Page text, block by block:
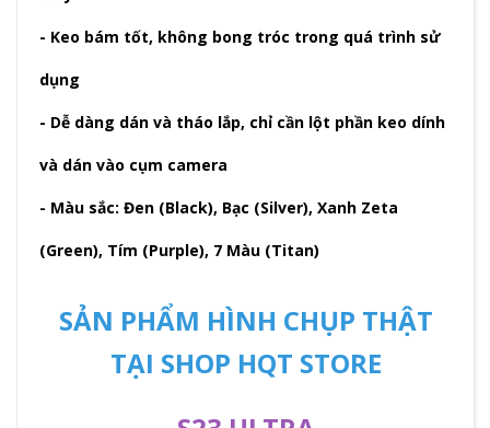
- Keo bám tốt, không bong tróc trong quá trình sử
dụng
- Dễ dàng dán và tháo lắp, chỉ cần lột phần keo dính
và dán vào cụm camera
- Màu sắc: Đen (Black), Bạc (Silver), Xanh Zeta
(Green), Tím (Purple), 7 Màu (Titan)
SẢN PHẨM HÌNH CHỤP THẬT
TẠI SHOP HQT STORE